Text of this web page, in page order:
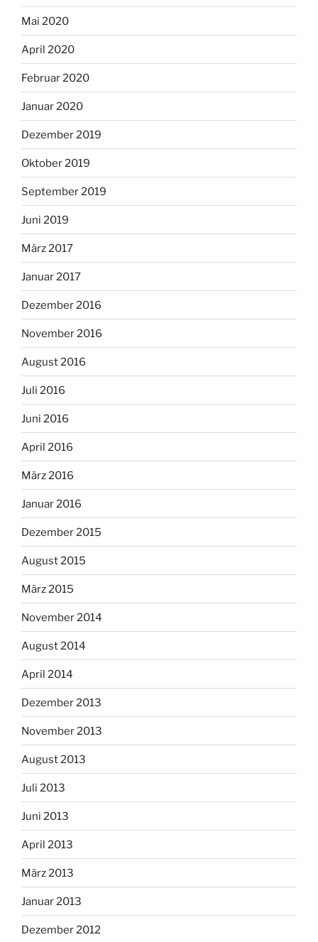
Mai 2020
April 2020
Februar 2020
Januar 2020
Dezember 2019
Oktober 2019
September 2019
Juni 2019
März 2017
Januar 2017
Dezember 2016
November 2016
August 2016
Juli 2016
Juni 2016
April 2016
März 2016
Januar 2016
Dezember 2015
August 2015
März 2015
November 2014
August 2014
April 2014
Dezember 2013
November 2013
August 2013
Juli 2013
Juni 2013
April 2013
März 2013
Januar 2013
Dezember 2012